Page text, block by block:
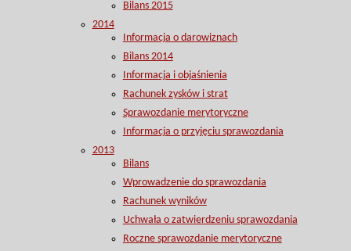
Bilans 2015
2014
Informacja o darowiznach
Bilans 2014
Informacja i objaśnienia
Rachunek zysków i strat
Sprawozdanie merytoryczne
Informacja o przyjęciu sprawozdania
2013
Bilans
Wprowadzenie do sprawozdania
Rachunek wyników
Uchwała o zatwierdzeniu sprawozdania
Roczne sprawozdanie merytoryczne